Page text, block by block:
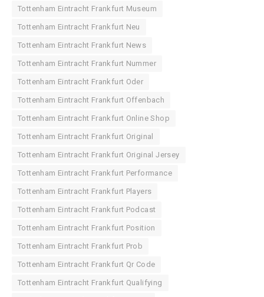
Tottenham Eintracht Frankfurt Museum
Tottenham Eintracht Frankfurt Neu
Tottenham Eintracht Frankfurt News
Tottenham Eintracht Frankfurt Nummer
Tottenham Eintracht Frankfurt Oder
Tottenham Eintracht Frankfurt Offenbach
Tottenham Eintracht Frankfurt Online Shop
Tottenham Eintracht Frankfurt Original
Tottenham Eintracht Frankfurt Original Jersey
Tottenham Eintracht Frankfurt Performance
Tottenham Eintracht Frankfurt Players
Tottenham Eintracht Frankfurt Podcast
Tottenham Eintracht Frankfurt Position
Tottenham Eintracht Frankfurt Prob
Tottenham Eintracht Frankfurt Qr Code
Tottenham Eintracht Frankfurt Qualifying